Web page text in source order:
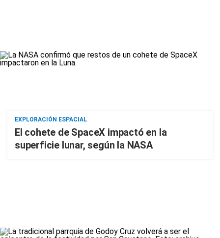
EXPLORACIÓN ESPACIAL
El cohete de SpaceX impactó en la
superficie lunar, según la NASA